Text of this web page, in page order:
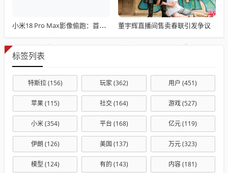
小米18 Pro Max影像偷跑：首发全新2亿主摄 1/1.28英寸大底+LOFIC 董宇辉直播间售卖春联引发争议
标签列表
特斯拉(156) 玩家(362) 用户 (451)
苹果(115) 社交(164) 游戏(527)
小米(354) 平台 (168) 亿元(119)
伊朗 (126) 美国 (137) 万元(323)
模型 (124) 有的 (143) 内容(181)